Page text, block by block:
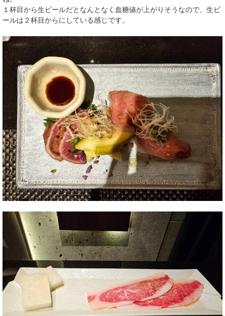
１杯目から生ビールだとなんとなく血糖値が上がりそうなので、生ビ
ールは２杯目からにしている感じです。